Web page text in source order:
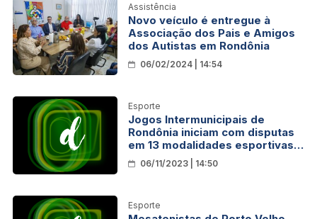
Assistência
Novo veículo é entregue à
Associação dos Pais e Amigos
dos Autistas em Rondônia
06/02/2024 | 14:54
Esporte
Jogos Intermunicipais de
Rondônia iniciam com disputas
em 13 modalidades esportivas,
nesta sexta-feira
06/11/2023 | 14:50
Esporte